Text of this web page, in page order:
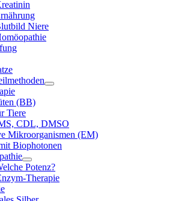
Niere
(BB)
Tiere
CDL, DMSO
Mikroorganismen (EM)
Biophotonen
Potenz?
Therapie